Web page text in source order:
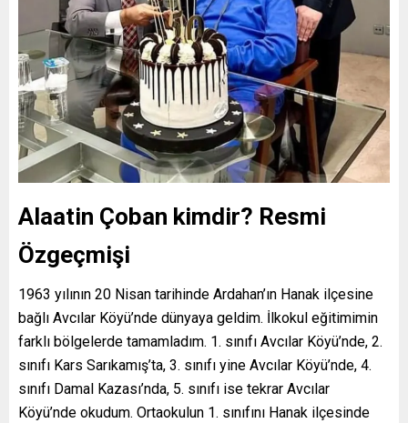
Alaatin Çoban kimdir? Resmi
Özgeçmişi
1963 yılının 20 Nisan tarihinde Ardahan’ın Hanak ilçesine
bağlı Avcılar Köyü’nde dünyaya geldim. İlkokul eğitimimin
farklı bölgelerde tamamladım. 1. sınıfı Avcılar Köyü’nde, 2.
sınıfı Kars Sarıkamış’ta, 3. sınıfı yine Avcılar Köyü’nde, 4.
sınıfı Damal Kazası’nda, 5. sınıfı ise tekrar Avcılar
Köyü’nde okudum. Ortaokulun 1. sınıfını Hanak ilçesinde